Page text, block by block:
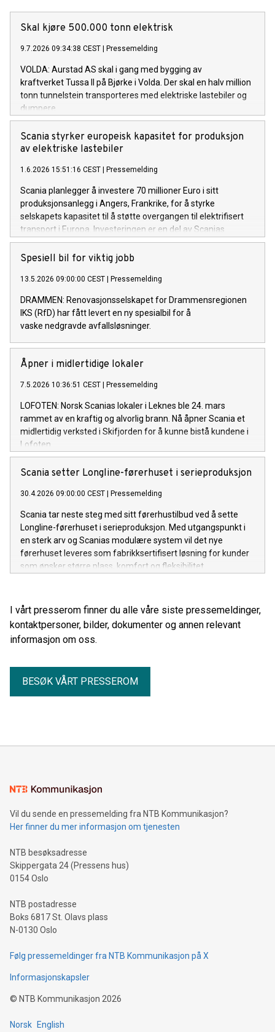
Skal kjøre 500.000 tonn elektrisk
9.7.2026 09:34:38 CEST Pressemelding
VOLDA: Aurstad AS skal i gang med bygging av
kraftverket Tussa II på Bjørke i Volda. Der skal en halv million
tonn tunnelstein transporteres med elektriske lastebiler og
dumpere.
Scania styrker europeisk kapasitet for produksjon
av elektriske lastebiler
1.6.2026 15:51:16 CEST Pressemelding
Scania planlegger å investere 70 millioner Euro i sitt
produksjonsanlegg i Angers, Frankrike, for å styrke
selskapets kapasitet til å støtte overgangen til elektrifisert
transport i Europa. Investeringen er en del av Scanias
forpliktelse til å drive overgangen mot et bærekraftig
transportsystem.
Spesiell bil for viktig jobb
13.5.2026 09:00:00 CEST Pressemelding
DRAMMEN: Renovasjonsselskapet for Drammensregionen
IKS (RfD) har fått levert en ny spesialbil for å
vaske nedgravde avfallsløsninger.
Åpner i midlertidige lokaler
7.5.2026 10:36:51 CEST Pressemelding
LOFOTEN: Norsk Scanias lokaler i Leknes ble 24. mars
rammet av en kraftig og alvorlig brann. Nå åpner Scania et
midlertidig verksted i Skifjorden for å kunne bistå kundene i
Lofoten.
Scania setter Longline-førerhuset i serieproduksjon
30.4.2026 09:00:00 CEST Pressemelding
Scania tar neste steg med sitt førerhustilbud ved å sette
Longline-førerhuset i serieproduksjon. Med utgangspunkt i
en sterk arv og Scanias modulære system vil det nye
førerhuset leveres som fabrikksertifisert løsning for kunder
som ønsker større plass, komfort og fleksibilitet.
I vårt presserom finner du alle våre siste pressemeldinger,
kontaktpersoner, bilder, dokumenter og annen relevant
informasjon om oss.
BESØK VÅRT PRESSEROM
Vil du sende en pressemelding fra NTB Kommunikasjon?
Her finner du mer informasjon om tjenesten
NTB besøksadresse
Skippergata 24 (Pressens hus)
0154 Oslo
NTB postadresse
Boks 6817 St. Olavs plass
N-0130 Oslo
Følg pressemeldinger fra NTB Kommunikasjon på X
Informasjonskapsler
© NTB Kommunikasjon 2026
Norsk English